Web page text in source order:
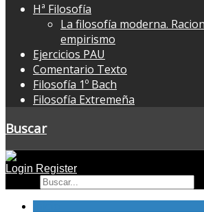
Hª Filosofía
La filosofía moderna.
empirismo
Ejercicios PAU
Comentario Texto
Filosofía 1º Bach
Filosofía Extremeña
Buscar
Login Register